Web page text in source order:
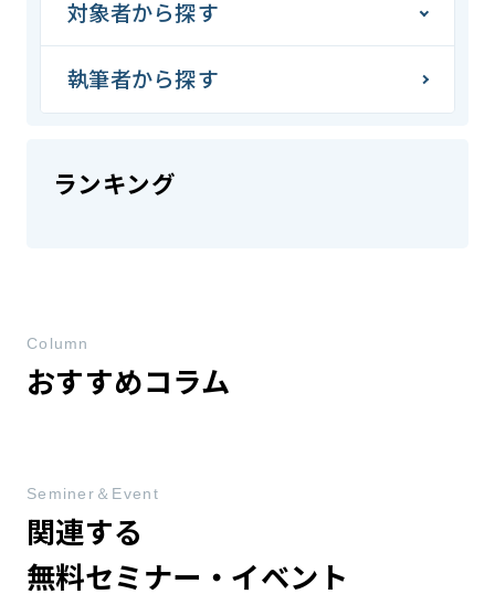
対象者から探す
執筆者から探す
ランキング
おすすめコラム
Column
関連する
無料セミナー・イベント
Seminer＆Event